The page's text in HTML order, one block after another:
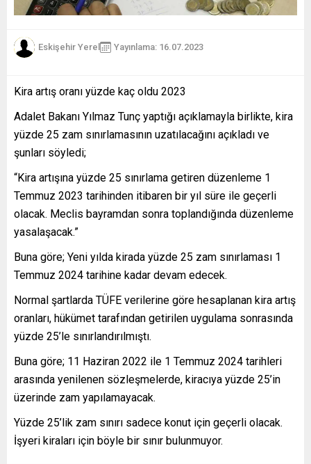
Eskişehir Yerel Yayınlama: 16.07.2023
Kira artış oranı yüzde kaç oldu 2023
Adalet Bakanı Yılmaz Tunç yaptığı açıklamayla birlikte, kira
yüzde 25 zam sınırlamasının uzatılacağını açıkladı ve
şunları söyledi;
“Kira artışına yüzde 25 sınırlama getiren düzenleme 1
Temmuz 2023 tarihinden itibaren bir yıl süre ile geçerli
olacak. Meclis bayramdan sonra toplandığında düzenleme
yasalaşacak.”
Buna göre; Yeni yılda kirada yüzde 25 zam sınırlaması 1
Temmuz 2024 tarihine kadar devam edecek.
Normal şartlarda TÜFE verilerine göre hesaplanan kira artış
oranları, hükümet tarafından getirilen uygulama sonrasında
yüzde 25’le sınırlandırılmıştı.
Buna göre; 11 Haziran 2022 ile 1 Temmuz 2024 tarihleri
arasında yenilenen sözleşmelerde, kiracıya yüzde 25’in
üzerinde zam yapılamayacak.
Yüzde 25’lik zam sınırı sadece konut için geçerli olacak.
İşyeri kiraları için böyle bir sınır bulunmuyor.